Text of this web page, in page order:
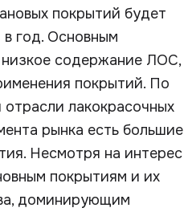
покрытий будет
в год. Основным
содержание ЛОС,
покрытий. По
лакокрасочных
рынка есть большие
Несмотря на интерес
покрытиям и их
доминирующим